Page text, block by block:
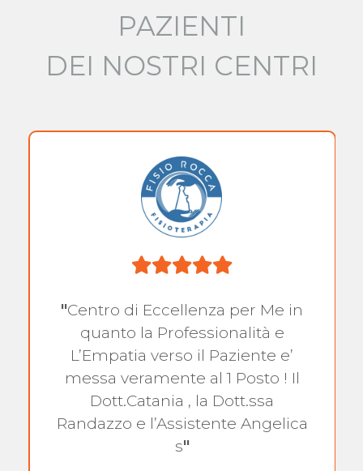
PAZIENTI
DEI NOSTRI CENTRI
"Centro di Eccellenza per Me in
quanto la Professionalità e
L’Empatia verso il Paziente e’
messa veramente al 1 Posto ! Il
Dott.Catania , la Dott.ssa
Randazzo e l’Assistente Angelica
s"